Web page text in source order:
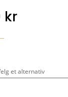
kr